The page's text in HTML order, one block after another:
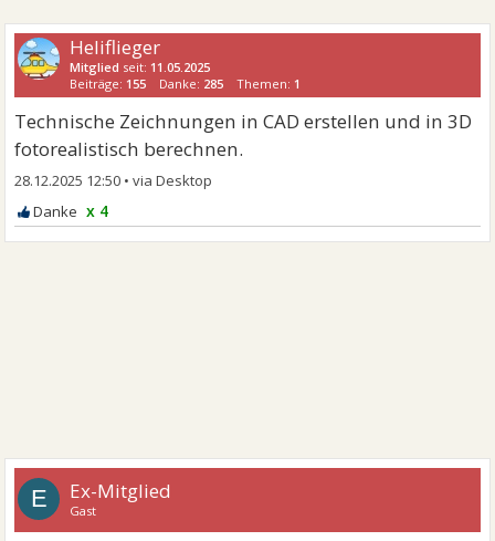
Heliflieger
Mitglied seit: 11.05.2025
Beiträge: 155 Danke: 285 Themen: 1
Technische Zeichnungen in CAD erstellen und in 3D
fotorealistisch berechnen.
28.12.2025 12:50 •
x 4
E Ex-Mitglied
Gast